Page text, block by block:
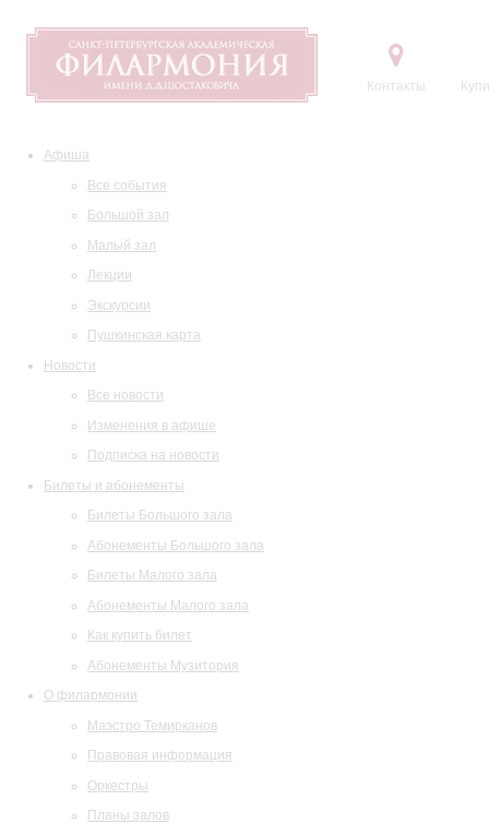
Контакты
Афиша
Все события
Большой зал
Малый зал
Лекции
Экскурсии
Пушкинская карта
Новости
Все новости
Изменения в афише
Подписка на новости
Билеты и абонементы
Билеты Большого зала
Абонементы Большого зала
Билеты Малого зала
Абонементы Малого зала
Как купить билет
Абонементы Музитория
О филармонии
Маэстро Темирканов
Правовая информация
Оркестры
Планы залов